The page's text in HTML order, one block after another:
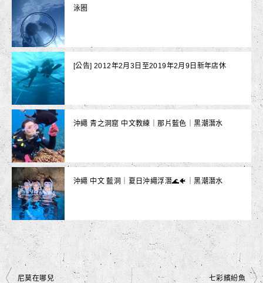
泳圈
[公告] 2012年2月3日至2019年2月9日新年店休
沖繩 青之洞窟 中文教練｜那片藍色｜黒潮潛水
沖繩 中文 藍洞｜夏日沖繩浮潛🌊🐠｜黑潮潛水
文
尼莫在哪兒 七彩繽紛魚